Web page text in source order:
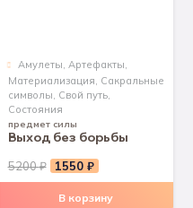
Aмулеты, Артефакты,
Материализация, Сакральные
символы, Свой путь,
Состояния
предмет силы
Выход без борьбы
5200₽ Первоначальная
цена
составляла
1550 ₽ Текущая
цена:
1550 ₽.
В корзину